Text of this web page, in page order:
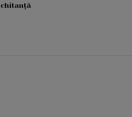
chitanță